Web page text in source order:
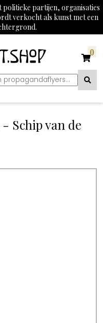
politieke partijen, organisaties
verkocht als kunst met een
0
Schip van de